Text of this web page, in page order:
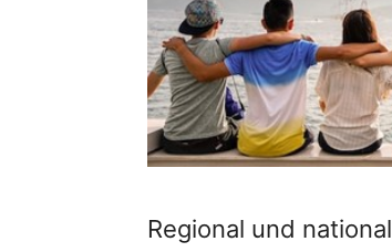
Regional und national